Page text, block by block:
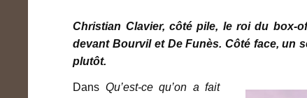
Christian Clavier, côté pile, le roi du box-
devant Bourvil et De Funès. Côté face, un
plutôt.
Dans Qu’est-ce qu’on a fait